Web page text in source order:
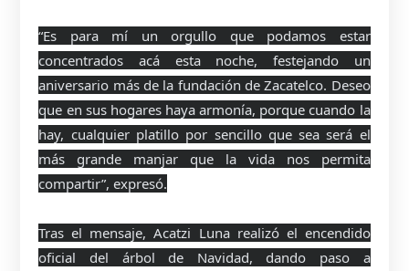
“Es para mí un orgullo que podamos estar
concentrados acá esta noche, festejando un
aniversario más de la fundación de Zacatelco. Deseo
que en sus hogares haya armonía, porque cuando la
hay, cualquier platillo por sencillo que sea será el
más grande manjar que la vida nos permita
compartir”, expresó.
Tras el mensaje, Acatzi Luna realizó el encendido
oficial del árbol de Navidad, dando paso a